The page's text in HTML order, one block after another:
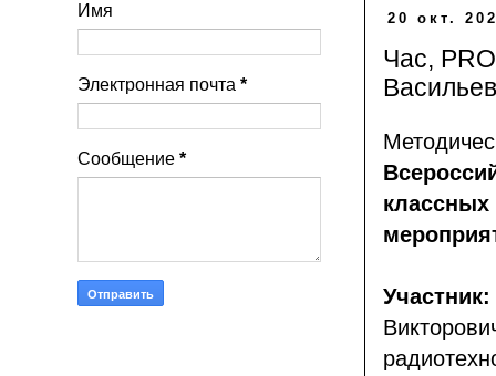
20 окт.
Час,
классных
Участник:
Имя
Электронная почта *
Сообщение *